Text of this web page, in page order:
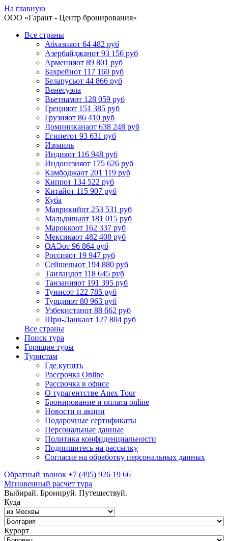
На главную
ООО «Гарант - Центр бронирования»
Все страны
Абхазияот 64 482 руб
Азербайджанот 93 156 руб
Арменияот 89 801 руб
Бахрейнот 117 160 руб
Беларусьот 44 866 руб
Венесуэла
Вьетнамот 128 059 руб
Грецияот 151 385 руб
Грузияот 86 410 руб
Доминиканаот 638 248 руб
Египетот 93 631 руб
Израиль
Индияот 116 948 руб
Индонезияот 175 626 руб
Камбоджаот 201 119 руб
Кипрот 134 522 руб
Китайот 115 907 руб
Куба
Маврикийот 253 531 руб
Мальдивыот 181 015 руб
Мароккоот 162 337 руб
Мексикаот 482 408 руб
ОАЭот 96 864 руб
Россияот 19 947 руб
Сейшелыот 194 880 руб
Таиландот 118 645 руб
Танзанияот 191 395 руб
Тунисот 122 785 руб
Турцияот 80 963 руб
Узбекистанот 88 662 руб
Шри-Ланкаот 127 804 руб
Все страны
Поиск тура
Горящие туры
Туристам
Где купить
Рассрочка Online
Рассрочка в офисе
О турагентстве Anex Tour
Бронирование и оплата online
Новости и акции
Подарочные сертификаты
Персональные данные
Политика конфиденциальности
Подпишитесь на рассылку
Согласие на обработку персональных данных
Обратный звонок +7 (495) 926 19 66
Мгновенный расчет тура
Выбирай. Бронируй. Путешествуй.
Куда
Курорт